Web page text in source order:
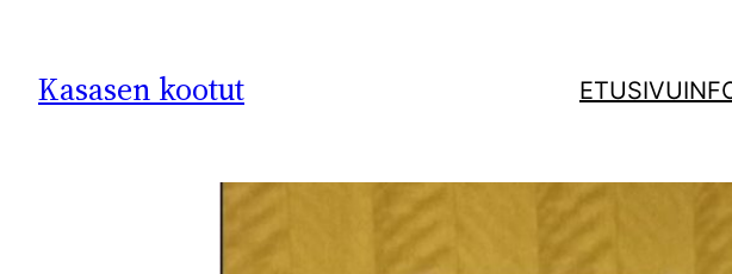
Kasasen kootut ETUSIVU